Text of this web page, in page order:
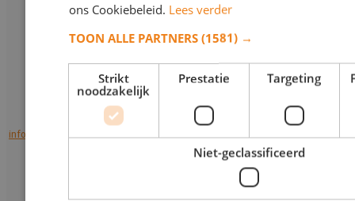
Kantoor & Showroom
1131 JZ Volendam
info@monumentenpaleis.nl
Grafmonumenten
ons Cookiebeleid. Lees verder
TOON ALLE PARTNERS (1581) →
Strikt
noodzakelijk
Prestatie Targeting
Niet-geclassificeerd